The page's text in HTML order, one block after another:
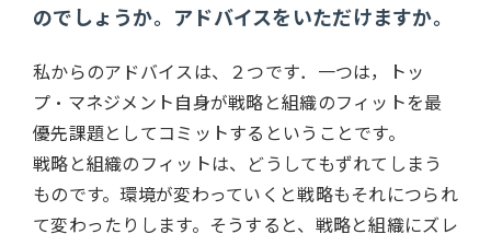
のでしょうか。アドバイスをいただけますか。
私からのアドバイスは、２つです．一つは，トッ
プ・マネジメント自身が戦略と組織のフィットを最
優先課題としてコミットするということです。
戦略と組織のフィットは、どうしてもずれてしまう
ものです。環境が変わっていくと戦略もそれにつられ
て変わったりします。そうすると、戦略と組織にズレ